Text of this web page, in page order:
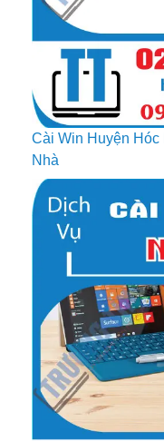
Cài Win Huyện Hóc
Nhà